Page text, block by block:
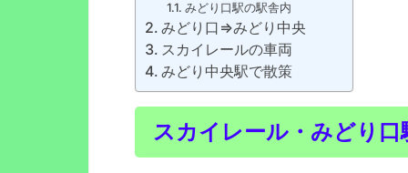
みどり口駅の駅舎内
みどり口⇒みどり中央
スカイレールの車両
みどり中央駅で散策
スカイレール・みどり口